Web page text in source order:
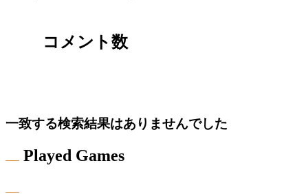
コメント数
一致する検索結果はありませんでした
Played Games